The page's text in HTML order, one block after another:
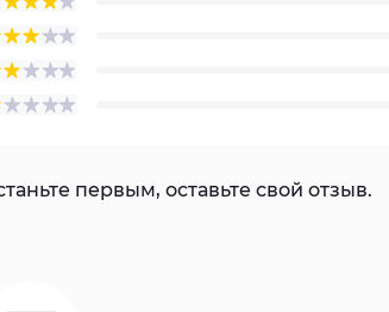
первым, оставьте свой отзыв.